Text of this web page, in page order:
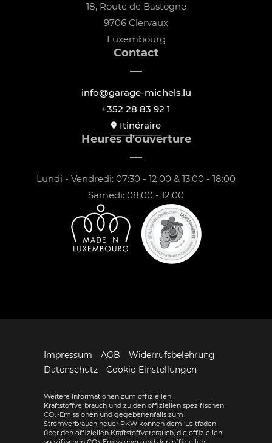
18, Route de Bastogne
9706 Clervaux
Luxembourg
Contact
info@garage-michels.lu
+352 28 83 92 1
Itinéraire
Heures d'ouverture
Lundi - Vendredi: 07:30 - 12:00 & 13:00 - 18:00
Samedi: 08:00 - 12:00
Impressum AGB
Widerrufsbelehrung
Datenschutz
Cookie-Einstellungen
Weitere Informationen zum offiziellen
Kraftstoffverbrauch und zu den offiziellen spezifischen
CO2-Emissionen und gegebenenfalls zum
Stromverbrauch neuer PKW können dem 'Leitfaden
über den offiziellen Kraftstoffverbrauch, die offiziellen